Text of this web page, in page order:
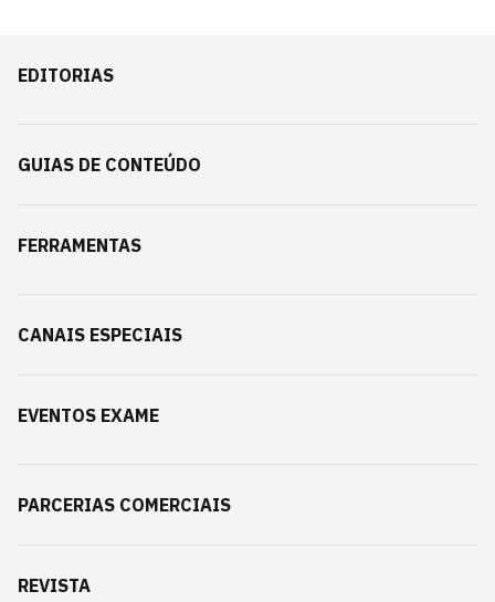
EDITORIAS
GUIAS DE CONTEÚDO
FERRAMENTAS
CANAIS ESPECIAIS
EVENTOS EXAME
PARCERIAS COMERCIAIS
REVISTA